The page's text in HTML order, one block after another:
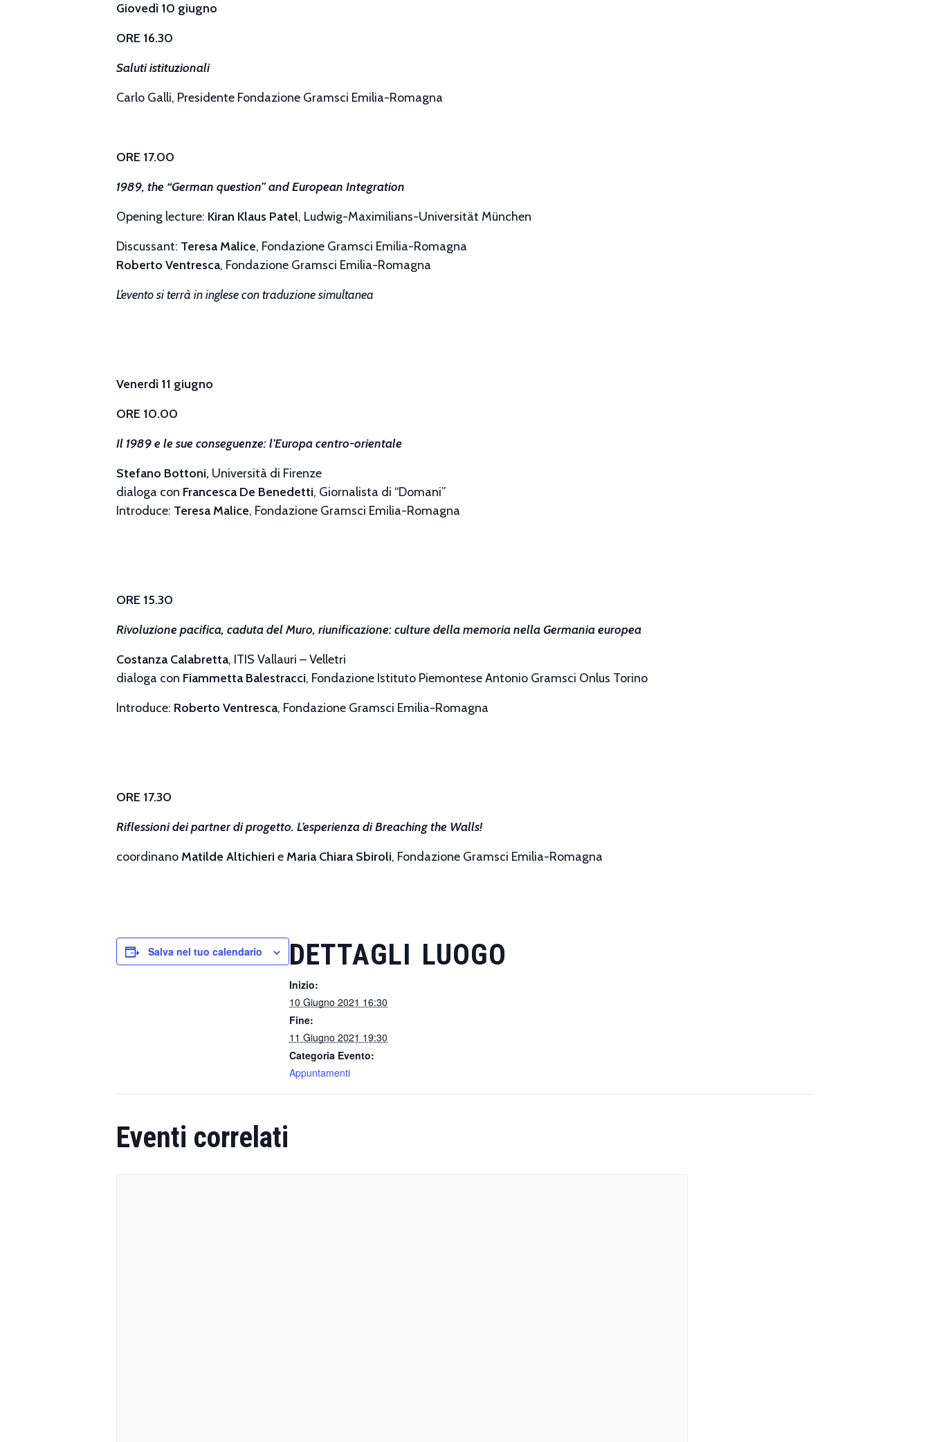
Giovedì 10 giugno
ORE 16.30
Saluti istituzionali
Carlo Galli, Presidente Fondazione Gramsci Emilia-Romagna
ORE 17.00
1989, the “German question” and European Integration
Opening lecture: Kiran Klaus Patel, Ludwig-Maximilians-Universität München
Discussant: Teresa Malice, Fondazione Gramsci Emilia-Romagna
Roberto Ventresca, Fondazione Gramsci Emilia-Romagna
L’evento si terrà in inglese con traduzione simultanea
Venerdì 11 giugno
ORE 10.00
Il 1989 e le sue conseguenze: l’Europa centro-orientale
Stefano Bottoni, Università di Firenze
dialoga con Francesca De Benedetti, Giornalista di “Domani”
Introduce: Teresa Malice, Fondazione Gramsci Emilia-Romagna
ORE 15.30
Rivoluzione pacifica, caduta del Muro, riunificazione: culture della memoria nella Germania europea
Costanza Calabretta, ITIS Vallauri – Velletri
dialoga con Fiammetta Balestracci, Fondazione Istituto Piemontese Antonio Gramsci Onlus Torino
Introduce: Roberto Ventresca, Fondazione Gramsci Emilia-Romagna
ORE 17.30
Riflessioni dei partner di progetto. L’esperienza di Breaching the Walls!
coordinanoMatilde Altichieri eMaria Chiara Sbiroli, Fondazione Gramsci Emilia-Romagna
Salva nel tuo calendario DETTAGLI
Inizio:
10 Giugno 2021 16:30
Fine:
11 Giugno 2021 19:30
Categoria Evento:
Appuntamenti
LUOGO
Eventi correlati